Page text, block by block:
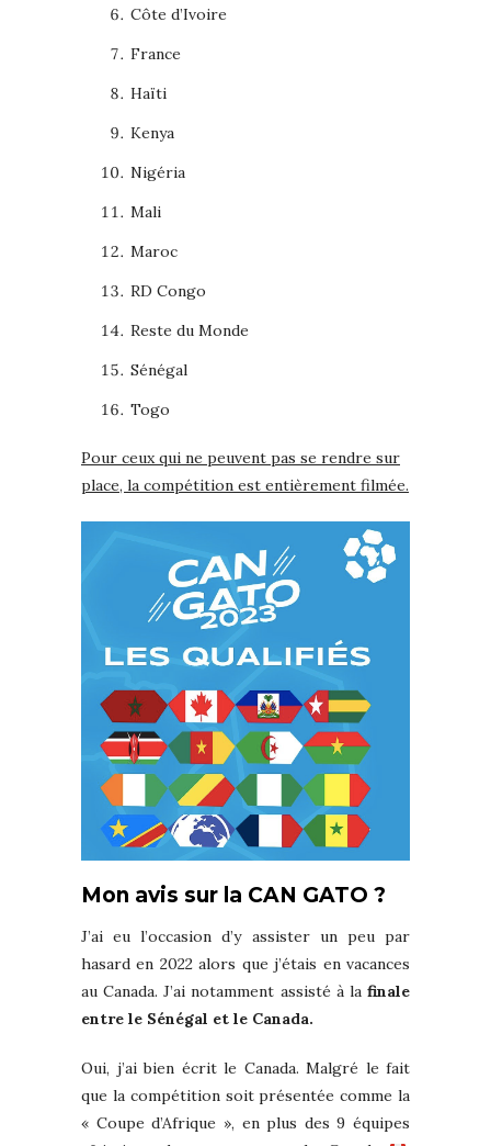
Côte d’Ivoire
France
Haïti
Kenya
Nigéria
Mali
Maroc
RD Congo
Reste du Monde
Sénégal
Togo
Pour ceux qui ne peuvent pas se rendre sur
place, la compétition est entièrement filmée.
Mon avis sur la CAN GATO ?
J’ai eu l’occasion d’y assister un peu par
hasard en 2022 alors que j’étais en vacances
au Canada. J’ai notamment assisté à la finale
entre le Sénégal et le Canada.
Oui, j’ai bien écrit le Canada. Malgré le fait
que la compétition soit présentée comme la
« Coupe d’Afrique », en plus des 9 équipes